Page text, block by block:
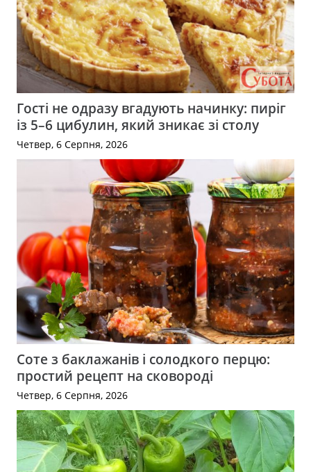
Гості не одразу вгадують начинку: пиріг
із 5–6 цибулин, який зникає зі столу
Четвер, 6 Серпня, 2026
Соте з баклажанів і солодкого перцю:
простий рецепт на сковороді
Четвер, 6 Серпня, 2026